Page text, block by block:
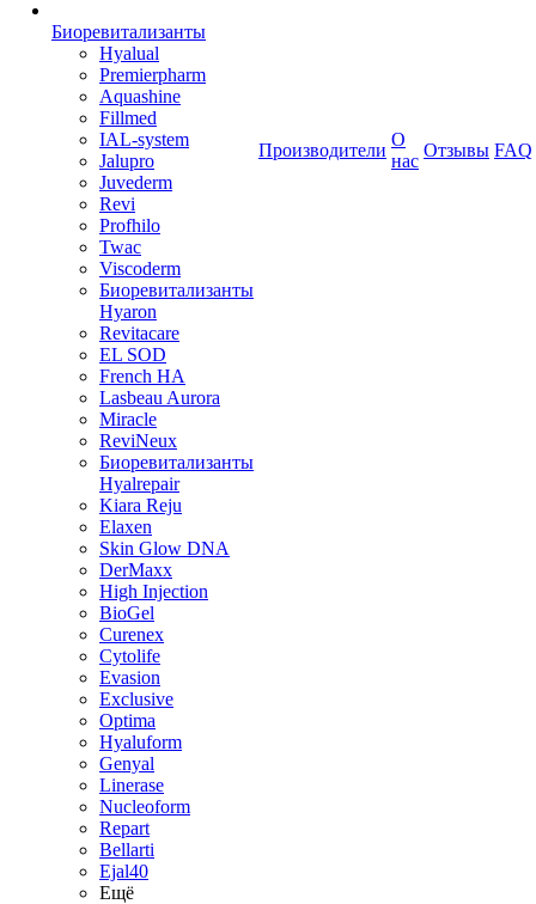
Биоревитализанты
Hyalual
Premierpharm
Aquashine
Fillmed
IAL-system
Jalupro
Juvederm
Revi
Profhilo
Twac
Viscoderm
Биоревитализанты
Hyaron
Revitacare
EL SOD
French HA
Lasbeau Aurora
Miracle
ReviNeux
Биоревитализанты
Hyalrepair
Kiara Reju
Elaxen
Skin Glow DNA
DerMaxx
High Injection
BioGel
Curenex
Cytolife
Evasion
Exclusive
Optima
Hyaluform
Genyal
Linerase
Nucleoform
Repart
Bellarti
Ejal40
Ещё
Производители
О
нас
Отзывы FAQ